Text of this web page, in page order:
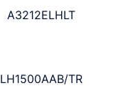
A3212ELHLT
LH1500AAB/TR